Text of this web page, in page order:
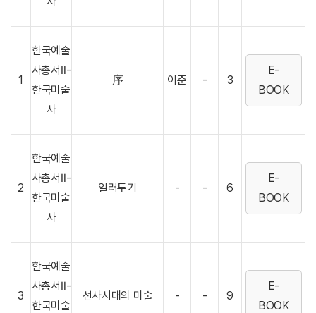
1
한국예술
사총서Ⅱ-
한국미술
사
序 이준 - 3
E-
BOOK
2
한국예술
사총서Ⅱ-
한국미술
사
일러두기 - - 6
E-
BOOK
3
한국예술
사총서Ⅱ-
한국미술
선사시대의 미술 - - 9
E-
BOOK